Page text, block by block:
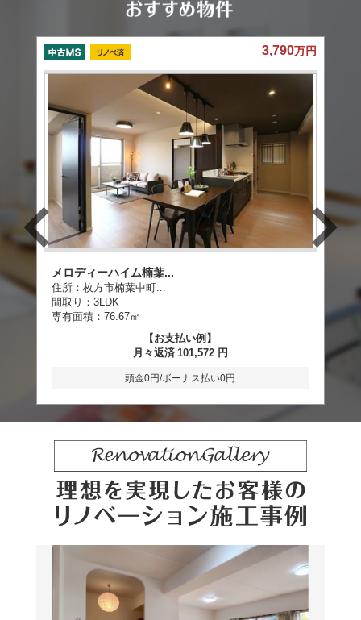
3,180万円
ライオンズガーデン枚...
住所：枚方市藤阪北町
間取り：3LDK
専有面積：72.85㎡
【お支払い例】
月々返済 85,224 円
頭金0円/ボーナス払い0円
住
間